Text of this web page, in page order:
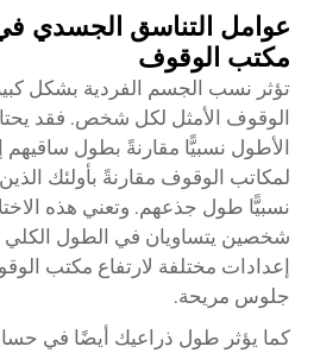
عوامل التناسق الجسدي في
مكتب الوقوف
تؤثر نسب الجسم الفردية بشكل
الوقوف الأمثل لكل شخص. فقد
الأطول نسبيًّا مقارنةً بطول ساقيهم
لمكاتب الوقوف مقارنةً بأولئك
نسبيًّا طول جذعهم. وتعني هذه
شخصين يتساويان في الطول الكلي
إعدادات مختلفة لارتفاع مكتب
جلوس مريحة.
كما يؤثر طول ذراعيك أيضًا في حساب